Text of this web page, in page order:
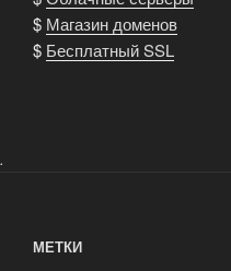
$ Магазин доменов
$ Бесплатный SSL
.
МЕТКИ